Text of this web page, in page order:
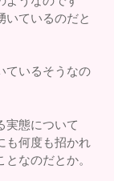
いているのだと
ているそうなの
実態について
も何度も招かれ
なのだとか。